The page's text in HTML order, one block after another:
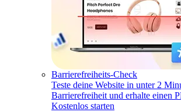
Barrierefreiheits-Check
Teste deine Website in unter 2
Barrierefreiheit und erhalte einen
Kostenlos starten